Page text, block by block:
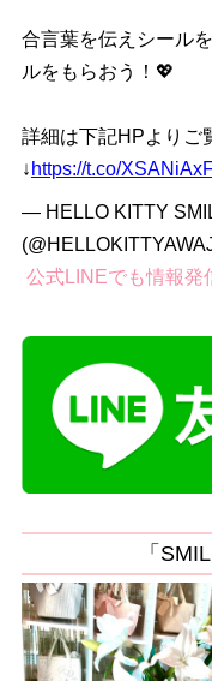
合言葉を伝えシール
ルをもらおう！💖
詳細は下記HPよりご
↓ https://t.co/
— HELLO KITTY
公式LINEでも情報発
「